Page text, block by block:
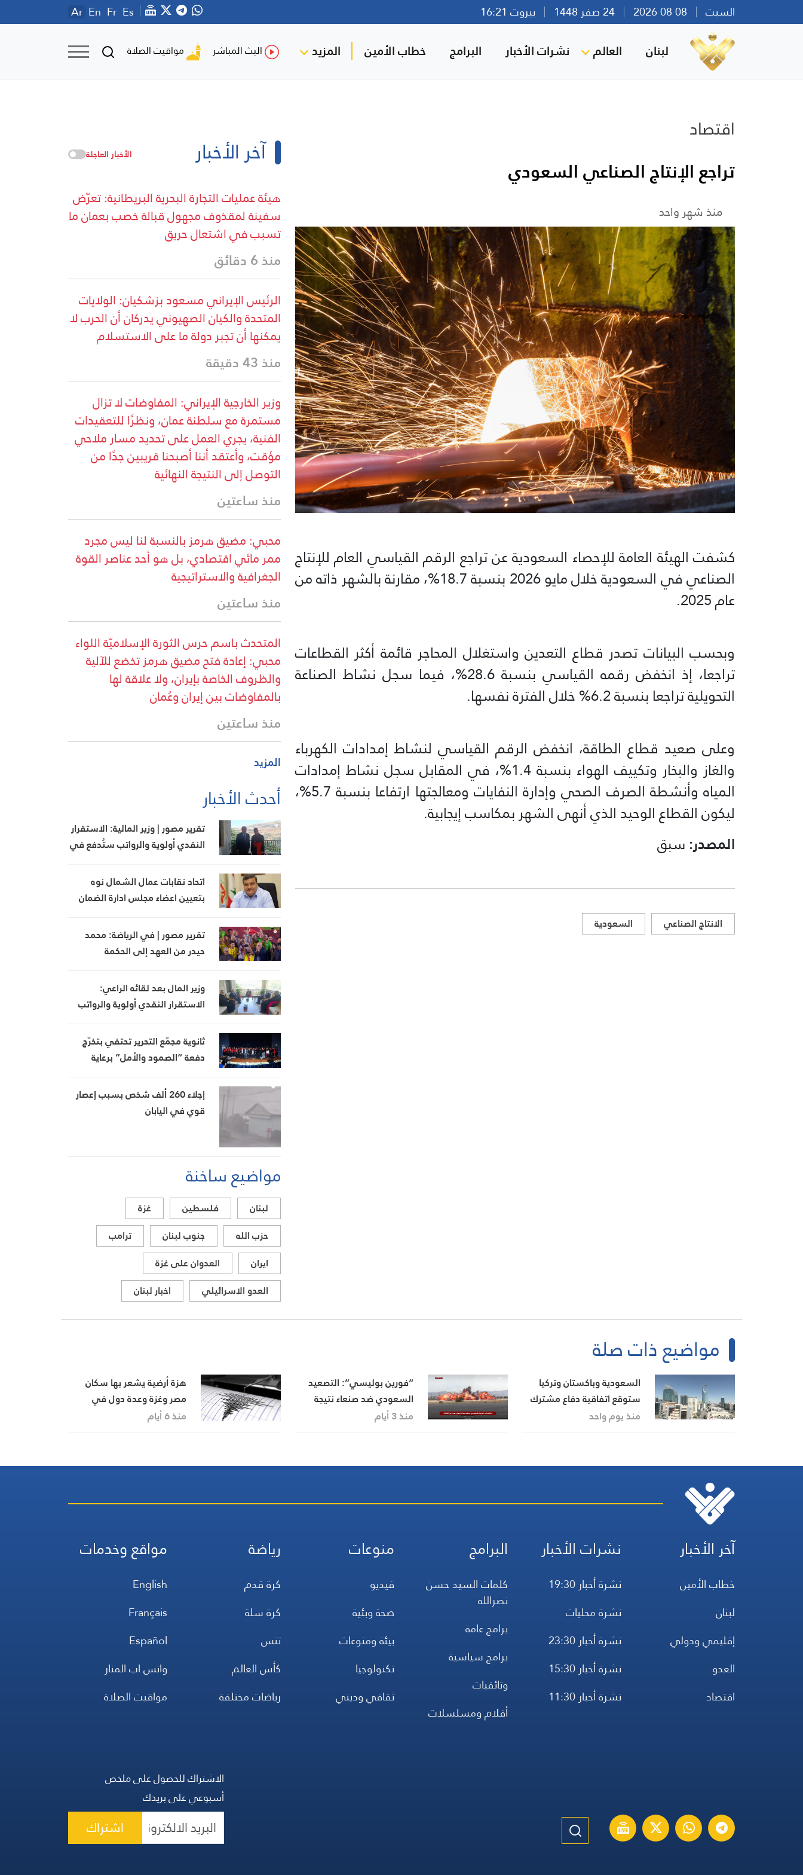
السبت بيروت 16:21 Ar En Fr Es
لبنان العالم نشرات الأخبار البرامج خطاب الأمين المزيد البث المباشر مواقيت الصلاة
اقتصاد
تراجع الإنتاج الصناعي السعودي
منذ شهر واحد
كشفت الهيئة العامة للإحصاء السعودية عن تراجع الرقم القياسي العام للإنتاج
الصناعي في السعودية خلال مايو 2026 بنسبة 18.7%، مقارنة بالشهر ذاته من
عام 2025.
وبحسب البيانات تصدر قطاع التعدين واستغلال المحاجر قائمة أكثر القطاعات
تراجعا، إذ انخفض رقمه القياسي بنسبة 28.6%، فيما سجل نشاط الصناعة
التحويلية تراجعا بنسبة 6.2% خلال الفترة نفسها.
وعلى صعيد قطاع الطاقة، انخفض الرقم القياسي لنشاط إمدادات الكهرباء
والغاز والبخار وتكييف الهواء بنسبة 1.4%، في المقابل سجل نشاط إمدادات
المياه وأنشطة الصرف الصحي وإدارة النفايات ومعالجتها ارتفاعا بنسبة 5.7%،
ليكون القطاع الوحيد الذي أنهى الشهر بمكاسب إيجابية.
المصدر:سبق
الانتاج الصناعي السعودية
آخر الأخبار الأخبار العاجلة
هيئة عمليات التجارة البحرية البريطانية: تعرّض
سفينة لمقذوف مجهول قبالة خصب بعمان ما
تسبب في اشتعال حريق
منذ 6 دقائق
الرئيس الإيراني مسعود بزشكيان: الولايات
المتحدة والكيان الصهيوني يدركان أن الحرب لا
يمكنها أن تجبر دولة ما على الاستسلام
منذ 43 دقيقة
وزير الخارجية الإيراني: المفاوضات لا تزال
مستمرة مع سلطنة عمان، ونظرًا للتعقيدات
الفنية، يجري العمل على تحديد مسار ملاحي
مؤقت، وأعتقد أننا أصبحنا قريبين جدًا من
التوصل إلى النتيجة النهائية
منذ ساعتين
محبي: مضيق هرمز بالنسبة لنا ليس مجرد
ممر مائي اقتصادي، بل هو أحد عناصر القوة
الجغرافية والاستراتيجية
منذ ساعتين
المتحدث باسم حرس الثورة الإسلاميّة اللواء
محبي: إعادة فتح مضيق هرمز تخضع للآلية
والظروف الخاصة بإيران، ولا علاقة لها
بالمفاوضات بين إيران وعُمان
منذ ساعتين
المزيد
أحدث الأخبار
تقرير مصور | وزير المالية: الاستقرار
النقدي أولوية والرواتب ستُدفع في
اتحاد نقابات عمال الشمال نوه
بتعيين اعضاء مجلس ادارة الضمان
تقرير مصور | في الرياضة: محمد
حيدر من العهد إلى الحكمة
وزير المال بعد لقائه الراعي:
الاستقرار النقدي أولوية والرواتب
ثانوية مجمّع التحرير تحتفي بتخرّج
دفعة “الصمود والأمل” برعاية
إجلاء 260 ألف شخص بسبب إعصار
قوي في اليابان
مواضيع ساخنة
لبنان فلسطين
غزة
حزب الله
جنوب لبنان
ترامب
ايران
العدوان على غزة
العدو الاسرائيلي
اخبار لبنان
مواضيع ذات صلة
السعودية وباكستان وتركيا
ستوقع اتفاقية دفاع مشترك
في جدّة اليوم الجمعة
منذ يوم واحد
“فورين بوليسي”: التصعيد
السعودي ضد صنعاء نتيجة
لسوء التقدير
منذ 3 أيام
هزة أرضية يشعر بها سكان
مصر وغزة وعدة دول في
المنطقة
منذ 6 أيام
آخر الأخبار
خطاب الأمين
لبنان
إقليمي ودولي
العدو
اقتصاد
نشرات الأخبار
نشرة أخبار 19:30
نشرة محليات
نشرة أخبار 23:30
نشرة أخبار 15:30
نشرة أخبار 11:30
البرامج
كلمات السيد حسن
نصرالله
برامج عامة
برامج سياسية
وثائقيات
أفلام ومسلسلات
منوعات
فيديو
صحة وبئية
بيئة ومنوعات
تكنولوجيا
ثقافي وديني
رياضة
كرة قدم
كرة سلة
تنس
كأس العالم
رياضات مختلفة
مواقع وخدمات
English
Français
Español
واتس اب المنار
مواقيت الصلاة
الاشتراك للحصول على ملخص
أسبوعي على بريدك
اشتراك